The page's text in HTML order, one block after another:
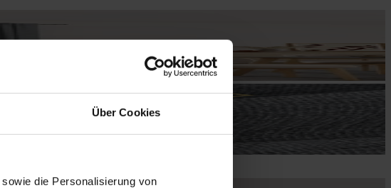
Über Cookies
die Personalisierung von